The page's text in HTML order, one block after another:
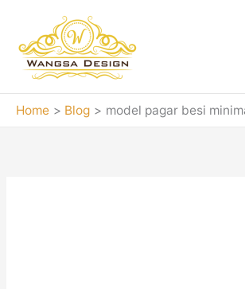
content
Home Blog model pagar besi